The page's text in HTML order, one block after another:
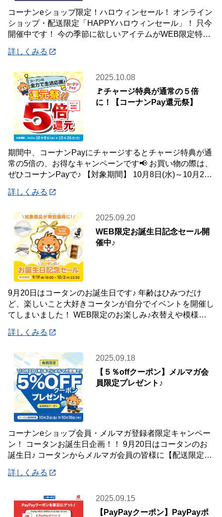
コーナンeショップ限定！ハロウィンセール！ オンライン
ショップ・配送限定「HAPPYハロウィンセール」！ 只今
開催中です！ 今の季節に欲しいアイテムがWEB限定特別
詳しくみる
2025.10.08
🚩チャージ特典が通常の５倍
に！【コーナンPay還元祭】
期間中、コーナンPayにチャージするとチャージ特典が通
常の5倍の、お得なキャンペーンです📢 お買い物の際は、
ぜひコーナンPayで♪ 【対象期間】 10月8日(水)～10月26
詳しくみる
2025.09.20
WEB限定お誕生日記念セール開
催中♪
9月20日はコータンのお誕生日です♪ 年齢はひみつだけ
ど、楽しいこと大好きコータンが自分でイベントを開催し
てしまいました！ WEB限定のお楽しみ♪衣替えや模様替
詳しくみる
2025.09.18
【５％offクーポン】メルマガ会
員限定プレゼント♪
コーナンeショップ会員・メルマガ登録者限定キャンペー
ン！ コータンお誕生日企画！！ 9月20日はコータンのお
誕生日♪ コータンからメルマガ会員の皆様に【配送限定】
詳しくみる
2025.09.15
【PayPayクーポン】PayPayポ